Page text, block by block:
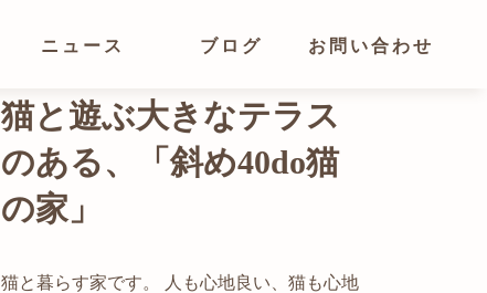
ニュース ブログ お問い合わせ
猫と暮らす家です。 人も心地良い、猫も心地
光が溢れ、広がりある